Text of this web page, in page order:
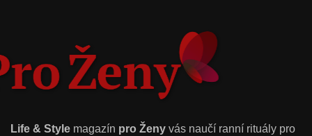
Life & Style magazín pro Ženy vás naučí ranní rituály pro